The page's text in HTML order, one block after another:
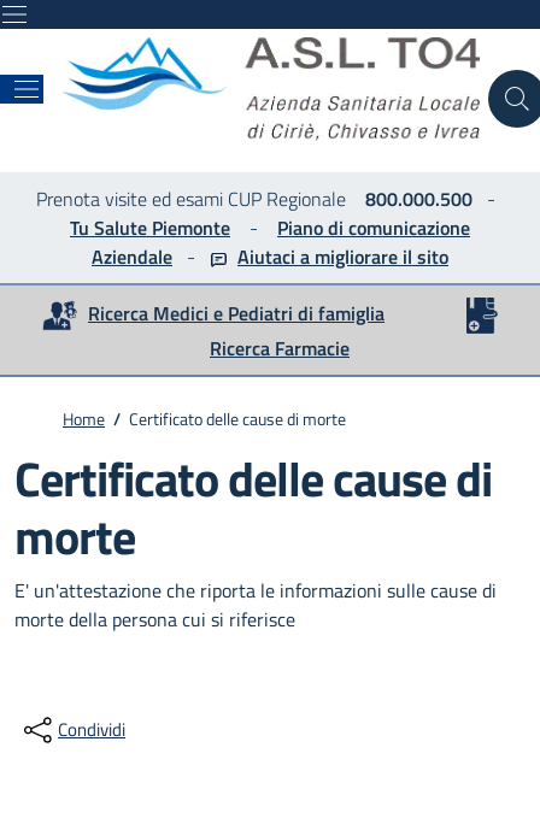
Prenota visite ed esami CUP Regionale 800.000.500-
Tu Salute Piemonte - Piano di comunicazione
Aziendale - Aiutaci a migliorare il sito
Ricerca Medici e Pediatri di famiglia
Ricerca Farmacie
Home / Certificato delle cause di morte
Certificato delle cause di
morte
E' un'attestazione che riporta le informazioni sulle cause di
morte della persona cui si riferisce
Condividi